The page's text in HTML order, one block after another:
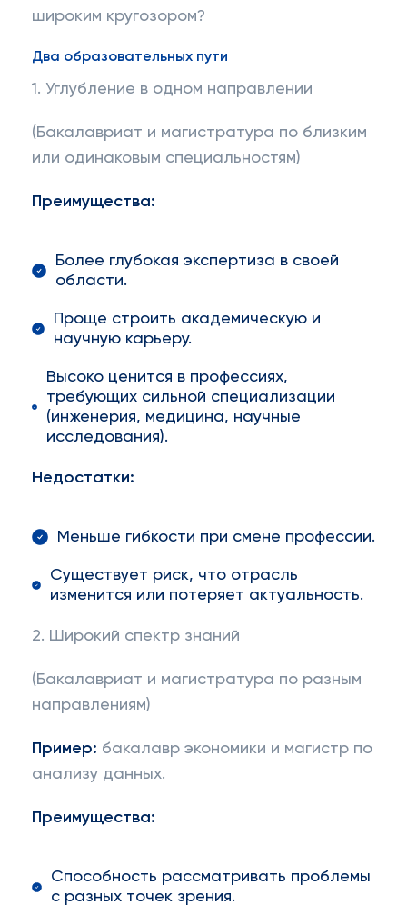
широким кругозором?
Два образовательных пути
1. Углубление в одном направлении
(Бакалавриат и магистратура по близким
или одинаковым специальностям)
Преимущества:
Более глубокая экспертиза в своей
области.
Проще строить академическую и
научную карьеру.
Высоко ценится в профессиях,
требующих сильной специализации
(инженерия, медицина, научные
исследования).
Недостатки:
Меньше гибкости при смене профессии.
Существует риск, что отрасль
изменится или потеряет актуальность.
2. Широкий спектр знаний
(Бакалавриат и магистратура по разным
направлениям)
Пример: бакалавр экономики и магистр по
анализу данных.
Преимущества:
Способность рассматривать проблемы
с разных точек зрения.